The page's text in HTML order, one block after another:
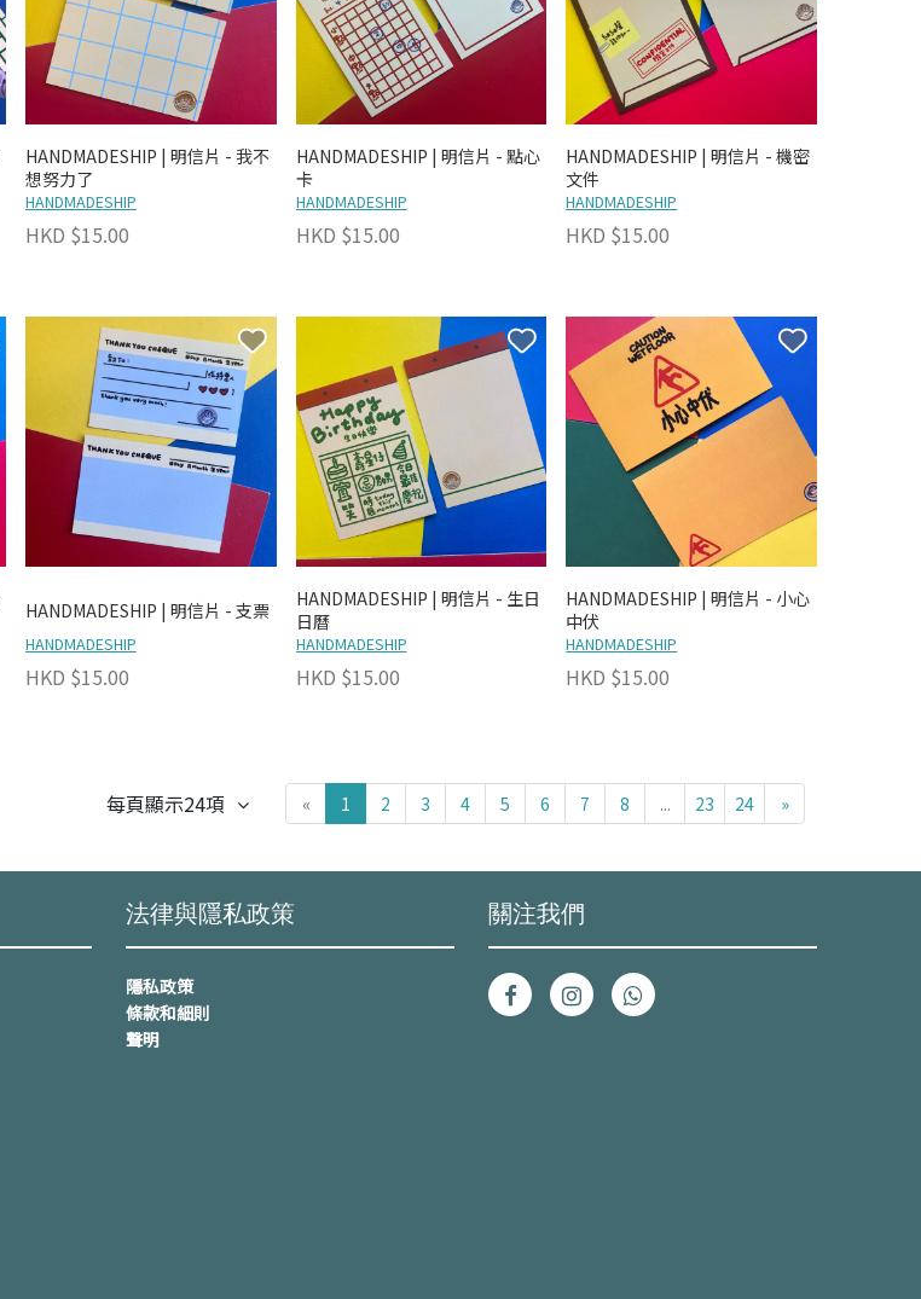
HANDMADESHIP | 明信片 - 我不
想努力了
HANDMADESHIP
HKD $15.00
HANDMADESHIP | 明信片 - 點心
卡
HANDMADESHIP
HKD $15.00
HANDMADESHIP | 明信片 - 機密
文件
HANDMADESHIP
HKD $15.00
HANDMADESHIP | 明信片 - 支票
HANDMADESHIP
HKD $15.00
HANDMADESHIP | 明信片 - 生日
日曆
HANDMADESHIP
HKD $15.00
HANDMADESHIP | 明信片 - 小心
中伏
HANDMADESHIP
HKD $15.00
« 1 2 3 4 5 6 7 8 ... 23 24 »
每頁顯示24項
法律與隱私政策
隱私政策
條款和細則
聲明
關注我們